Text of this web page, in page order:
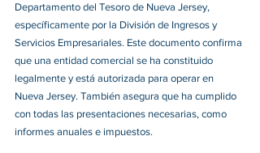
Departamento del Tesoro de Nueva Jersey,
específicamente por la División de Ingresos y
Servicios Empresariales. Este documento confirma
que una entidad comercial se ha constituido
legalmente y está autorizada para operar en
Nueva Jersey. También asegura que ha cumplido
con todas las presentaciones necesarias, como
informes anuales e impuestos.